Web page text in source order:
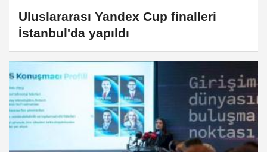
Uluslararası Yandex Cup finalleri
İstanbul'da yapıldı